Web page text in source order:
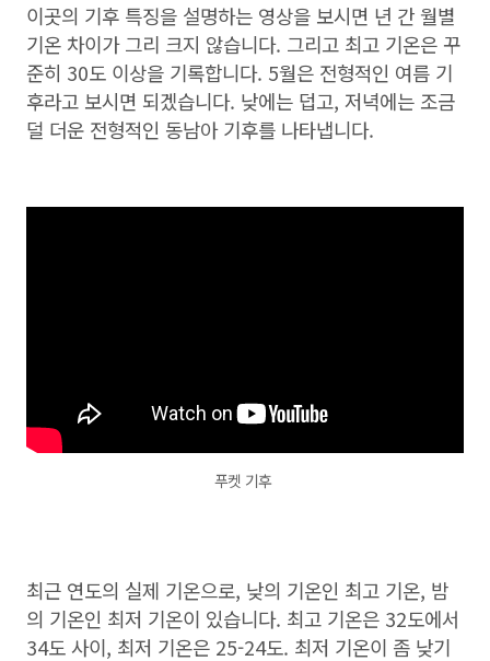
이곳의 기후 특징을 설명하는 영상을 보시면 년 간 월별
기온 차이가 그리 크지 않습니다. 그리고 최고 기온은 꾸
준히 30도 이상을 기록합니다. 5월은 전형적인 여름 기
후라고 보시면 되겠습니다. 낮에는 덥고, 저녁에는 조금
덜 더운 전형적인 동남아 기후를 나타냅니다.
푸켓 기후
최근 연도의 실제 기온으로, 낮의 기온인 최고 기온, 밤
의 기온인 최저 기온이 있습니다. 최고 기온은 32도에서
34도 사이, 최저 기온은 25-24도. 최저 기온이 좀 낮기